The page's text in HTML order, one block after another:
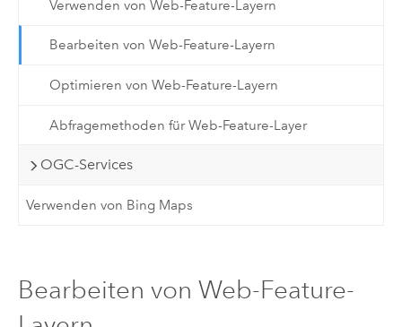
Verwenden von Web-Feature-Layern
Bearbeiten von Web-Feature-Layern
Optimieren von Web-Feature-Layern
Abfragemethoden für Web-Feature-Layer
OGC-Services
Verwenden von Bing Maps
Bearbeiten von Web-Feature-